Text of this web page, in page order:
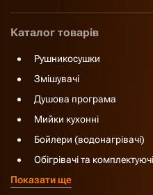
Каталог товарів
Рушникосушки
Змішувачі
Душова програма
Мийки кухонні
Бойлери (водонагрівачі)
Обігрівачі та комплектуючі
Показати ще